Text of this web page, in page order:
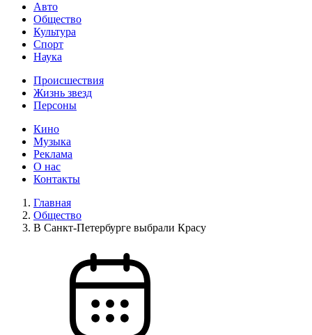
Авто
Общество
Культура
Спорт
Наука
Происшествия
Жизнь звезд
Персоны
Кино
Музыка
Реклама
О нас
Контакты
Главная
Общество
В Санкт-Петербурге выбрали Красу